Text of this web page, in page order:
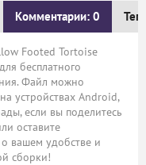
Комментарии: 0
Footed Tortoise
бесплатного
Файл можно
устройствах Android,
если вы поделитесь
оставите
вашем удобстве и
сборки!